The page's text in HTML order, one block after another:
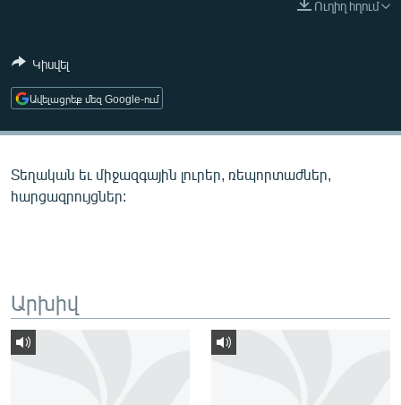
ՄԵԿՆԱԲԱՆՈՒԹՅՈՒՆ
ԿՈՐՈՆԱՎԻՐՈՒՍ
ԱՐԽԻՎ
ՁԳՏԵԼՈՎ ԼԱՎԱԳՈՒՅՆԻՆ
ՓՈԴՔԱՍԹ
Ուղիղ հղում
Կիսվել
Ավելացրեք մեզ Google-ում
Տեղական եւ միջազգային լուրեր, ռեպորտաժներ,
հարցազրույցներ:
Արխիվ